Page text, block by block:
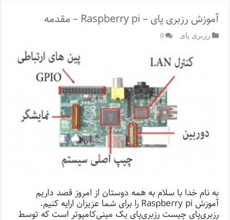
آموزش رزبری پای – Raspberry pi – مقدمه
رزبری پای 0
به نام خدا با سلام به همه دوستان از امروز قصد داریم
آموزش Raspberry pi را برای شما عزیزان ارایه کنیم.
رزبری‌پای چیست رزبری‌پای یک مینی‌کامپوتر است که توسط